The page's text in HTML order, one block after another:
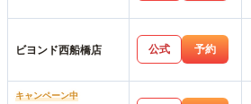
ビヨンド西船橋店 公式 予約
キャンペーン中